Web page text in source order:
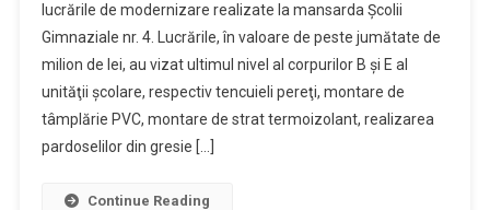
lucrările de modernizare realizate la mansarda Şcolii
Gimnaziale nr. 4. Lucrările, în valoare de peste jumătate de
milion de lei, au vizat ultimul nivel al corpurilor B şi E al
unităţii şcolare, respectiv tencuieli pereţi, montare de
tâmplărie PVC, montare de strat termoizolant, realizarea
pardoselilor din gresie […]
Continue Reading